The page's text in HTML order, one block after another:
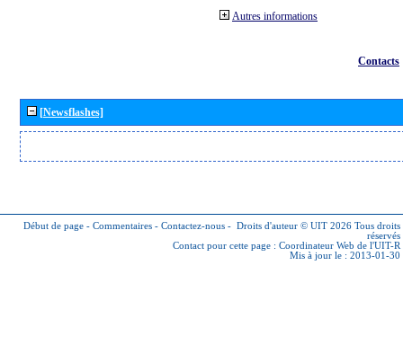
Autres informations
Contacts
[Newsflashes]
Début de page - Commentaires - Contactez-nous - Droits d'auteur © UIT 2026 Tous droits
réservés
Contact pour cette page : Coordinateur Web de l'UIT-R
Mis à jour le : 2013-01-30